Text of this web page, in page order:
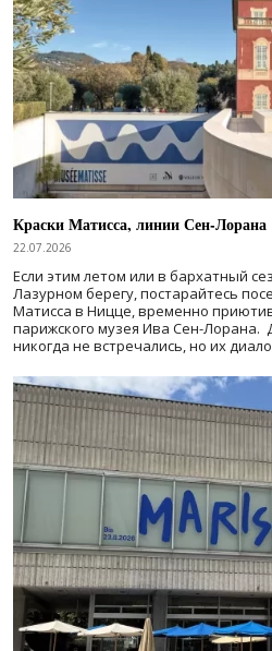
Краски Матисса, линии Сен-Лорана
22.07.2026
Если этим летом или в бархатный
Лазурном берегу, постарайтесь
Матисса в Ницце, временно
парижского музея Ива Сен-Лорана.
никогда не встречались, но их